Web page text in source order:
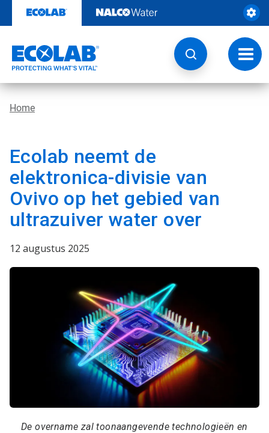
content
Home
Ecolab neemt de
elektronica-divisie van
Ovivo op het gebied van
ultrazuiver water over
12 augustus 2025
De overname zal toonaangevende technologieën en